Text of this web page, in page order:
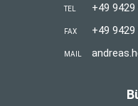
TEL +49 9429
FAX +49
MAIL